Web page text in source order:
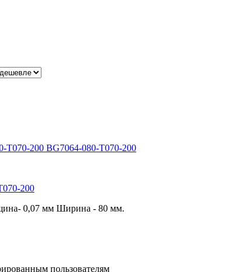
200
0,07 мм Ширина - 80 мм.
пользователям